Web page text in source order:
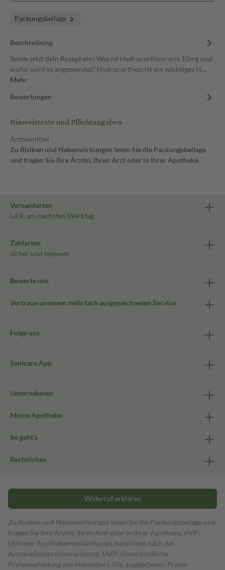
Packungsbeilage
Beschreibung
Sende jetzt dein Rezept ein! Was ist Hydrocortison acis 10mg und
wofür wird es angewendet? Hydrocortison ist ein wichtiges H…
Mehr
Bewertungen
Hinweistexte und Pflichtangaben
Arzneimittel
Zu Risiken und Nebenwirkungen lesen Sie die Packungsbeilage
und fragen Sie Ihre Ärztin, Ihren Arzt oder in Ihrer Apotheke.
Versandarten
i.d.R. am nächsten Werktag
Zahlarten
sicher und bequem
Bewerte uns
Vertraue unserem mehrfach ausgezeichneten Service
Folge uns
Sanicare App
Unternehmen
Meine Apotheke
So geht's
Rechtliches
Widerruf erklären
Zu Risiken und Nebenwirkungen lesen Sie die Packungsbeilage und
fragen Sie Ihre Ärztin, Ihren Arzt oder in Ihrer Apotheke. AVP:
Üblicher Apothekenverkaufspreis berechnet nach der
Arzneimittelpreisverordnung. UVP: Unverbindliche
Preisempfehlung des Herstellers. Die angegebenen Preise